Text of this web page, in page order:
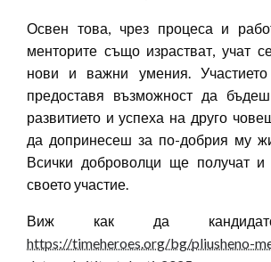
Освен това, чрез процеса и
менторите също израстват, учат
нови и важни умения.
предоставя възможност да
развитието и успеха на друго
да допринесеш за по-добрия му
Всички доброволци ще получат и
своето участие.
Виж как да
https://timeheroes.org/bg/pliusheno-